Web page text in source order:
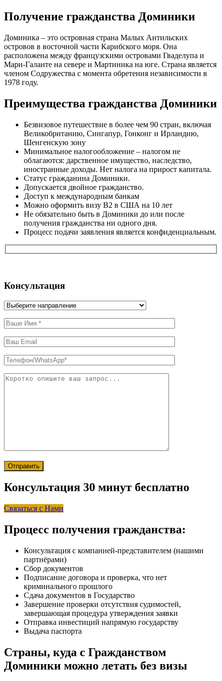
Получение гражданства Доминики
Доминика – это островная страна Малых Антильских
островов в восточной части Карибского моря. Она
расположена между французскими островами Гваделупа и
Мари-Галанте на севере и Мартиника на юге. Страна является
членом Содружества с момента обретения независимости в
1978 году.
Преимущества гражданства Доминики
Безвизовое путешествие в более чем 90 стран, включая
Великобританию, Сингапур, Гонконг и Ирландию,
Шенгенскую зону
Минимальное налогообложение – налогом не
облагаются: дарственное имущество, наследство,
иностранные доходы. Нет налога на прирост капитала.
Статус гражданина Доминики.
Допускается двойное гражданство.
Доступ к международным банкам
Можно оформить визу B2 в США на 10 лет
Не обязательно быть в Доминики до или после
получения гражданства ни одного дня.
Процесс подачи заявления является конфиденциальным.
Консультация
Отправить
Консультация 30 минут бесплатно
Связаться с Нами
Процесс получения гражданства:
Консультация с компанией-представителем (нашими
партнёрами)
Сбор документов
Подписание договора и проверка, что нет
криминального прошлого
Сдача документов в Государство
Завершение проверки отсутствия судимостей,
завершающая процедура утверждения заявки
Отправка инвестиций напрямую государству
Выдача паспорта
Страны, куда с Гражданством
Доминики можно летать без визы